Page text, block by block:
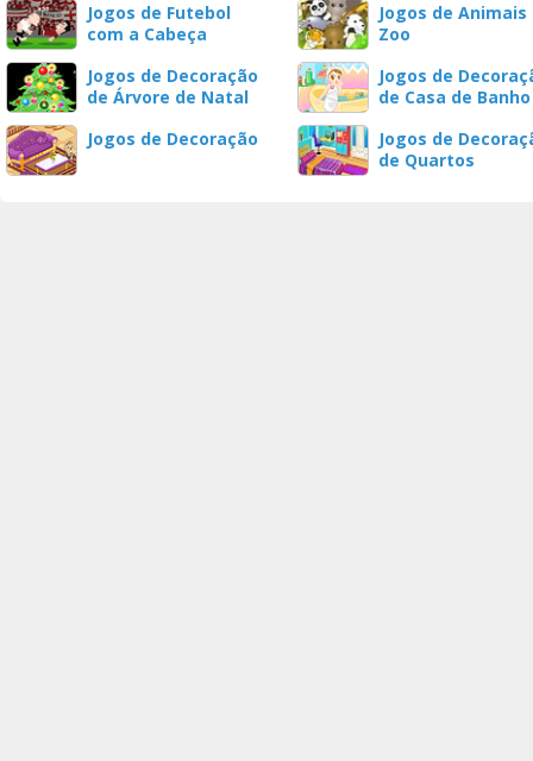
Jogos de Futebol
com a Cabeça
Jogos de Animais
Zoo
Jogos de Decoração
de Árvore de Natal
Jogos de
de Casa de Banho
Jogos de Decoração
Jogos de
de Quartos